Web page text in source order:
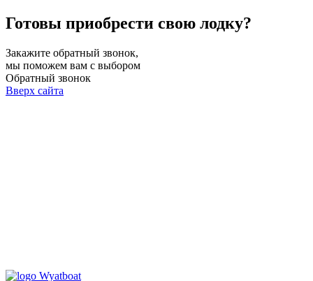
Готовы приобрести свою лодку?
Закажите обратный звонок,
мы поможем вам с выбором
Обратный звонок
Вверх сайта